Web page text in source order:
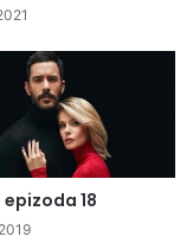
epizoda 18